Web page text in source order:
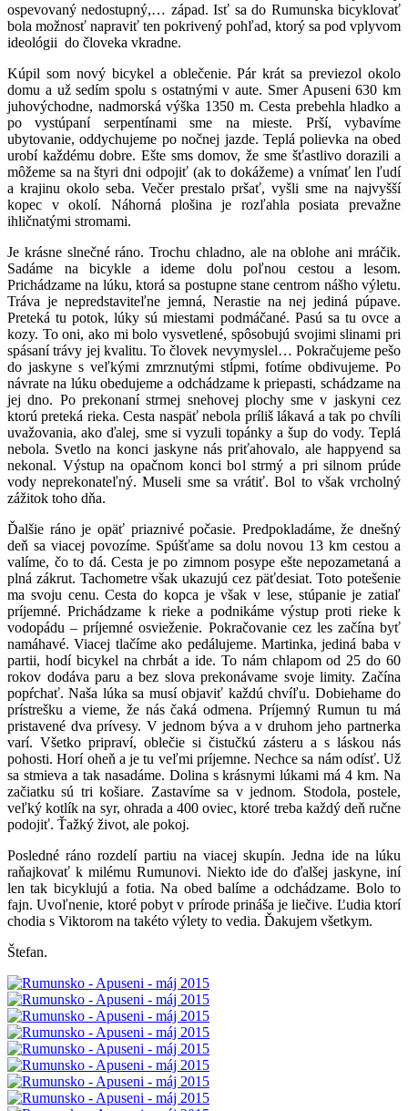
ospevovaný nedostupný,… západ. Isť sa do Rumunska bicyklovať
bola možnosť napraviť ten pokrivený pohľad, ktorý sa pod vplyvom
ideológii do človeka vkradne.
Kúpil som nový bicykel a oblečenie. Pár krát sa previezol okolo
domu a už sedím spolu s ostatnými v aute. Smer Apuseni 630 km
juhovýchodne, nadmorská výška 1350 m. Cesta prebehla hladko a
po vystúpaní serpentínami sme na mieste. Prší, vybavíme
ubytovanie, oddychujeme po nočnej jazde. Teplá polievka na obed
urobí každému dobre. Ešte sms domov, že sme šťastlivo dorazili a
môžeme sa na štyri dni odpojiť (ak to dokážeme) a vnímať len ľudí
a krajinu okolo seba. Večer prestalo pršať, vyšli sme na najvyšší
kopec v okolí. Náhorná plošina je rozľahla posiata prevažne
ihličnatými stromami.
Je krásne slnečné ráno. Trochu chladno, ale na oblohe ani mráčik.
Sadáme na bicykle a ideme dolu poľnou cestou a lesom.
Prichádzame na lúku, ktorá sa postupne stane centrom nášho výletu.
Tráva je nepredstaviteľne jemná, Nerastie na nej jediná púpave.
Preteká tu potok, lúky sú miestami podmáčané. Pasú sa tu ovce a
kozy. To oni, ako mi bolo vysvetlené, spôsobujú svojimi slinami pri
spásaní trávy jej kvalitu. To človek nevymyslel… Pokračujeme pešo
do jaskyne s veľkými zmrznutými stĺpmi, fotíme obdivujeme. Po
návrate na lúku obedujeme a odchádzame k priepasti, schádzame na
jej dno. Po prekonaní strmej snehovej plochy sme v jaskyni cez
ktorú preteká rieka. Cesta naspäť nebola príliš lákavá a tak po chvíli
uvažovania, ako ďalej, sme si vyzuli topánky a šup do vody. Teplá
nebola. Svetlo na konci jaskyne nás priťahovalo, ale happyend sa
nekonal. Výstup na opačnom konci bol strmý a pri silnom prúde
vody neprekonateľný. Museli sme sa vrátiť. Bol to však vrcholný
zážitok toho dňa.
Ďalšie ráno je opäť priaznivé počasie. Predpokladáme, že dnešný
deň sa viacej povozíme. Spúšťame sa dolu novou 13 km cestou a
valíme, čo to dá. Cesta je po zimnom posype ešte nepozametaná a
plná zákrut. Tachometre však ukazujú cez päťdesiat. Toto potešenie
ma svoju cenu. Cesta do kopca je však v lese, stúpanie je zatiaľ
príjemné. Prichádzame k rieke a podnikáme výstup proti rieke k
vodopádu – príjemné osvieženie. Pokračovanie cez les začína byť
namáhavé. Viacej tlačíme ako pedálujeme. Martinka, jediná baba v
partii, hodí bicykel na chrbát a ide. To nám chlapom od 25 do 60
rokov dodáva paru a bez slova prekonávame svoje limity. Začína
popŕchať. Naša lúka sa musí objaviť každú chvíľu. Dobiehame do
prístrešku a vieme, že nás čaká odmena. Príjemný Rumun tu má
pristavené dva prívesy. V jednom býva a v druhom jeho partnerka
varí. Všetko pripraví, oblečie si čistučkú zásteru a s láskou nás
pohosti. Horí oheň a je tu veľmi príjemne. Nechce sa nám odísť. Už
sa stmieva a tak nasadáme. Dolina s krásnymi lúkami má 4 km. Na
začiatku sú tri košiare. Zastavíme sa v jednom. Stodola, postele,
veľký kotlík na syr, ohrada a 400 oviec, ktoré treba každý deň ručne
podojiť. Ťažký život, ale pokoj.
Posledné ráno rozdelí partiu na viacej skupín. Jedna ide na lúku
raňajkovať k milému Rumunovi. Niekto ide do ďalšej jaskyne, iní
len tak bicyklujú a fotia. Na obed balíme a odchádzame. Bolo to
fajn. Uvoľnenie, ktoré pobyt v prírode prináša je liečive. Ľudia ktorí
chodia s Viktorom na takéto výlety to vedia. Ďakujem všetkym.
Štefan.